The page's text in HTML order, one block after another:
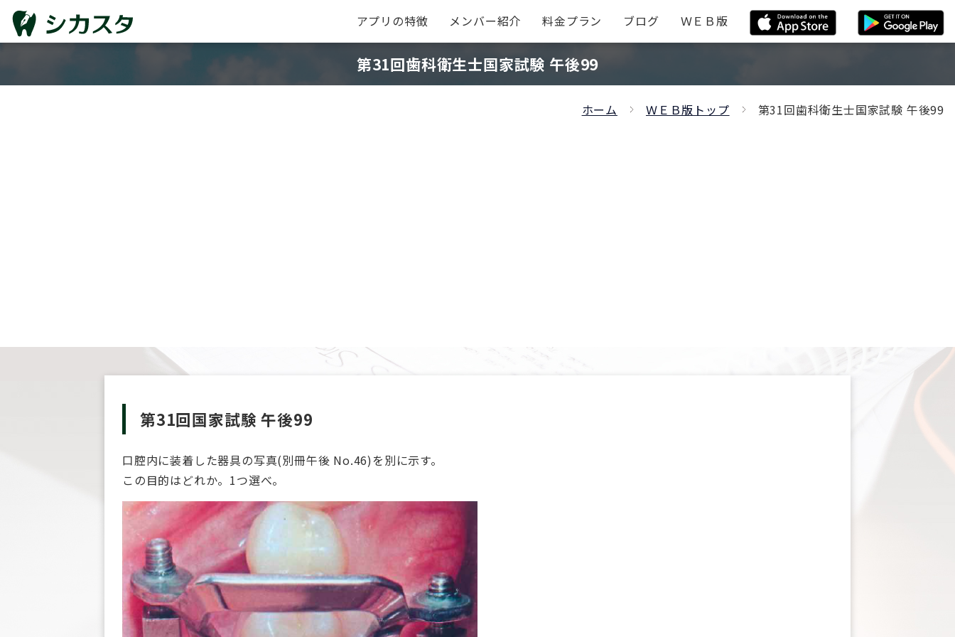
アプリの特徴 メンバー紹介 料金プラン ブログ ＷＥＢ版
第31回歯科衛生士国家試験 午後99
ホーム ＷＥＢ版トップ 第31回歯科衛生士国家試験 午後99
第31回国家試験 午後99
口腔内に装着した器具の写真(別冊午後 No.46)を別に示す。
この目的はどれか。1つ選べ。